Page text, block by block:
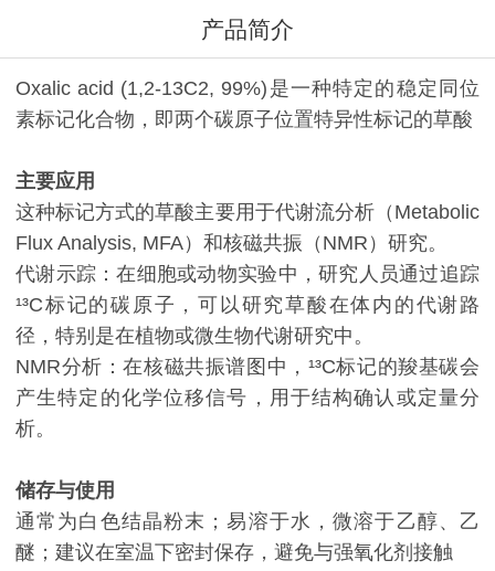
产品简介
Oxalic acid (1,2-13C2, 99%)是一种特定的稳定同位
素标记化合物，即两个碳原子位置特异性标记的草酸
主要应用
这种标记方式的草酸主要用于代谢流分析（Metabolic
Flux Analysis, MFA）和核磁共振（NMR）研究。
代谢示踪：在细胞或动物实验中，研究人员通过追踪
¹³C标记的碳原子，可以研究草酸在体内的代谢路
径，特别是在植物或微生物代谢研究中。
NMR分析：在核磁共振谱图中，¹³C标记的羧基碳会
产生特定的化学位移信号，用于结构确认或定量分
析。
储存与使用
通常为白色结晶粉末；易溶于水，微溶于乙醇、乙
醚；建议在室温下密封保存，避免与强氧化剂接触